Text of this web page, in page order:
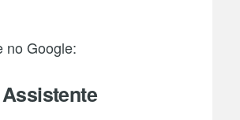
no Google: